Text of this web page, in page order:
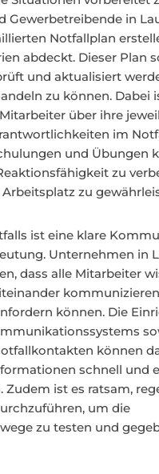
Gewerbetreibende in
Notfallplan
abdeckt. Dieser Plan
und aktualisiert
zu können. Dabei
über ihre
im
und Übungen
zu
zu
ist eine klare
Unternehmen in
dass alle Mitarbeiter
können. Die
können
schnell und
Zudem ist es ratsam,
um die
zu testen und